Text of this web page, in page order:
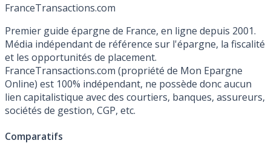
FranceTransactions.com
Premier guide épargne de France, en ligne depuis 2001.
Média indépendant de référence sur l'épargne, la fiscalité
et les opportunités de placement.
FranceTransactions.com (propriété de Mon Epargne
Online) est 100% indépendant, ne possède donc aucun
lien capitalistique avec des courtiers, banques, assureurs,
sociétés de gestion, CGP, etc.
Comparatifs